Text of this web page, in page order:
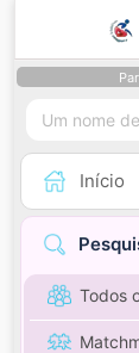
Início
Todos